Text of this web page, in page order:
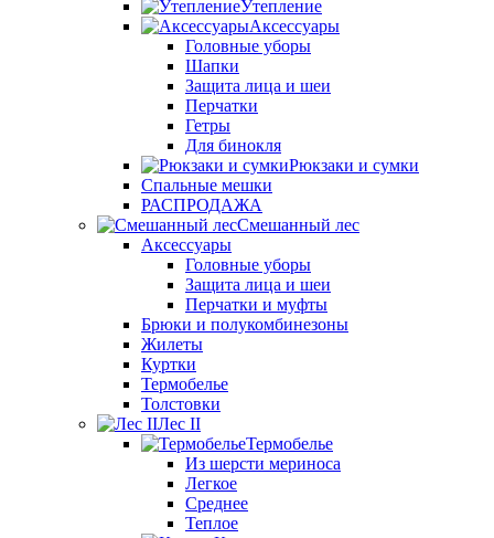
Утепление
Аксессуары
Головные уборы
Шапки
Защита лица и шеи
Перчатки
Гетры
Для бинокля
Рюкзаки и сумки
Спальные мешки
РАСПРОДАЖА
Смешанный лес
Аксессуары
Головные уборы
Защита лица и шеи
Перчатки и муфты
Брюки и полукомбинезоны
Жилеты
Куртки
Термобелье
Толстовки
Лес II
Термобелье
Из шерсти мериноса
Легкое
Среднее
Теплое